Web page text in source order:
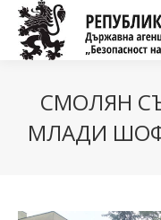
CМOЛЯН
МЛAДИ